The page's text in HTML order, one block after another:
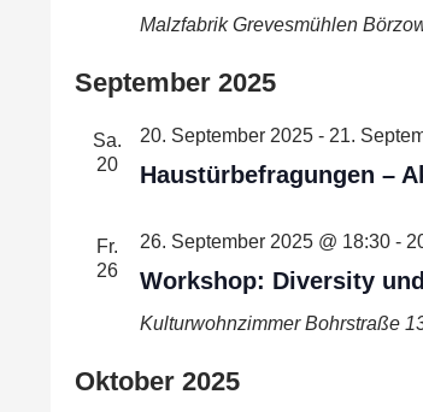
Malzfabrik Grevesmühlen
September 2025
Sa.
20
Haustürbefragungen –
20. September 2025- 21.
Fr.
26
Workshop: Diversity
26. September 2025 @ 18:30-
KulturwohnzimmerBohrstraße
Oktober 2025